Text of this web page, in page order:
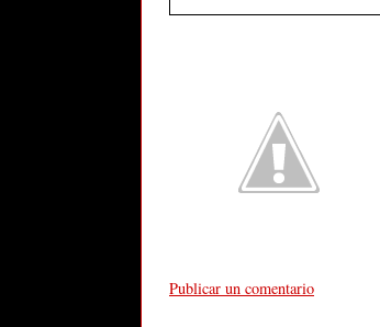
Publicar un comentario